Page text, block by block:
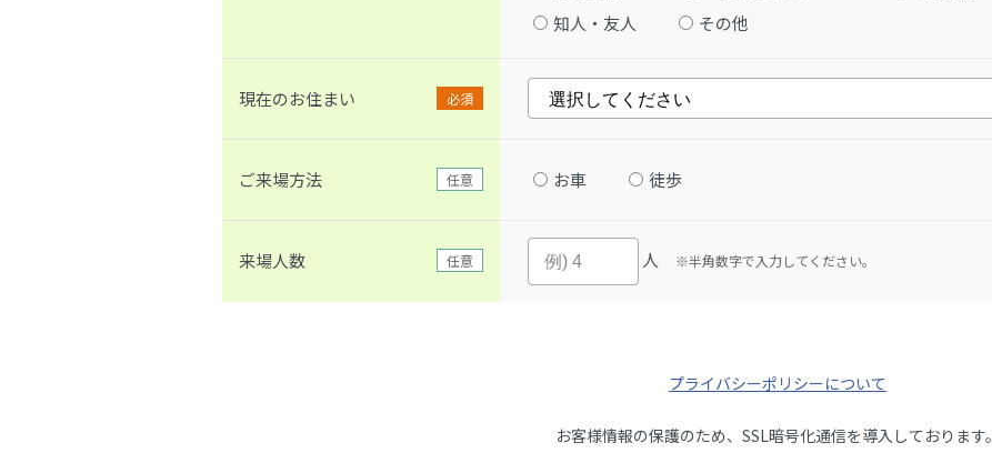
知人・友人
その他
現在のお住まい 必須
ご来場方法 任意 お車 徒歩
来場人数 任意 人 ※半角数字で入力してください。
プライバシーポリシーについて
お客様情報の保護のため、SSL暗号化通信を導入しております。